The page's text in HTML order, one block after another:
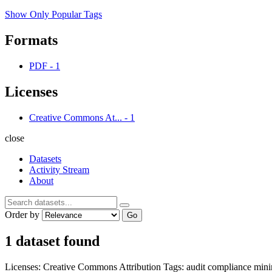
Show Only Popular Tags
Formats
PDF - 1
Licenses
Creative Commons At... - 1
close
Datasets
Activity Stream
About
Order by Go
1 dataset found
Licenses: Creative Commons Attribution Tags: audit compliance